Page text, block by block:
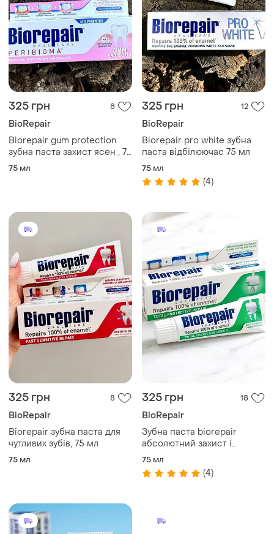
325 грн 8
BioRepair
Biorepair gum protection
зубна паста захист ясен , 75
мл
75 мл
325 грн 12
BioRepair
Biorepair pro white зубна
паста відбілюючас 75 мл
75 мл
(4)
325 грн 8
BioRepair
Biorepair зубна паста для
чутливих зубів, 75 мл
75 мл
325 грн 18
BioRepair
Зубна паста biorepair
абсолютний захист і
відновлення 75 мл
75 мл
(4)